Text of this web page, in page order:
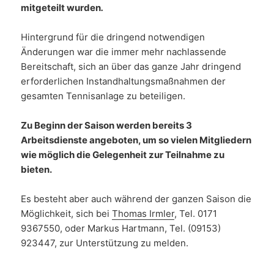
mitgeteilt wurden.
Hintergrund für die dringend notwendigen
Änderungen war die immer mehr nachlassende
Bereitschaft, sich an über das ganze Jahr dringend
erforderlichen Instandhaltungsmaßnahmen der
gesamten Tennisanlage zu beteiligen.
Zu Beginn der Saison werden bereits 3
Arbeitsdienste angeboten, um so vielen Mitgliedern
wie möglich die Gelegenheit zur Teilnahme zu
bieten.
Es besteht aber auch während der ganzen Saison die
Möglichkeit, sich beiThomas Irmler, Tel. 0171
9367550, oder Markus Hartmann, Tel. (09153)
923447, zur Unterstützung zu melden.